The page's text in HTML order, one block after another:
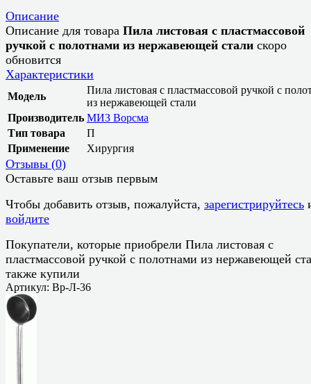
Описание
Описание для товара Пила листовая с пластмассовой
ручкой с полотнами из нержавеющей стали скоро
обновится
Характеристики
Модель
Пила листовая с пластмассовой ручкой с
из нержавеющей стали
Производитель МИЗ Ворсма
Тип товара
П
Применение
Хирургия
Отзывы (0)
Оставьте ваш отзыв первым
Чтобы добавить отзыв, пожалуйста, зарегистрируйтесь
войдите
Покупатели, которые приобрели Пила листовая с
пластмассовой ручкой с полотнами из нержавеющей
также купили
Артикул: Вр-Л-36